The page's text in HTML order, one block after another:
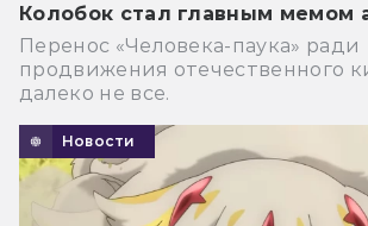
Колобок стал главным мемом
Перенос «Человека-паука» ради
продвижения отечественного
далеко не все.
Новости